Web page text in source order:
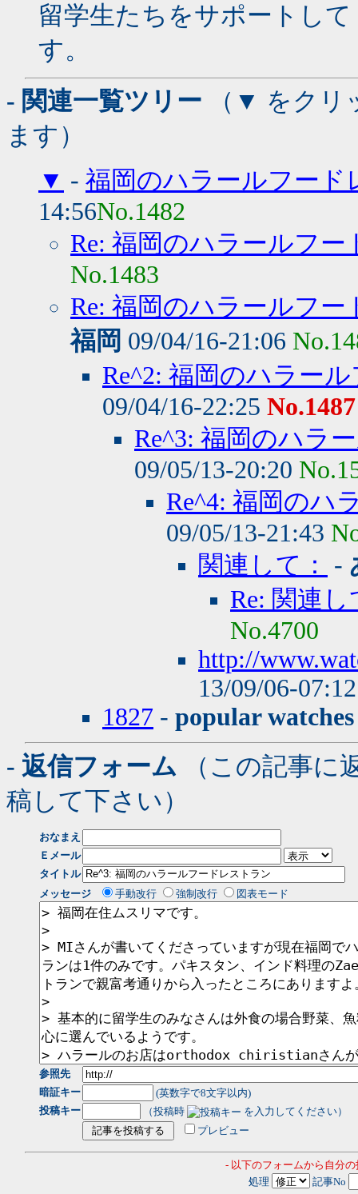
留学生たちをサポートし
す。
- 関連一覧ツリー （▼ をクリ
ます）
▼ - 福岡のハラールフード
14:56No.1482
Re: 福岡のハラールフ
No.1483
Re: 福岡のハラールフ
福岡 09/04/16-21:06
Re^2: 福岡のハラー
09/04/16-22:25 No.1487
Re^3: 福岡のハラ
09/05/13-20:20
Re^4: 福岡のハ
09/05/13-21:43
関連して：
-
Re: 関連し
No.4700
http://
13/09/06-
1827 - popular watches
- 返信フォーム （この記事に
稿して下さい）
おなまえ
Ｅメール
タイトル
メッセージ
手動改行 強制改行 図表モード
参照先
暗証キー
(英数字で8文字以内)
投稿キー
（投稿時
を入力してください）
プレビュー
- 以下のフォームから自分
処理
記事No